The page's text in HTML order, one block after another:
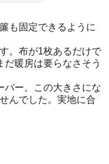
も固定できるように
。布が1枚あるだけで
だ暖房は要らなさそう
バー。この大きさにな
んでした。実地に合